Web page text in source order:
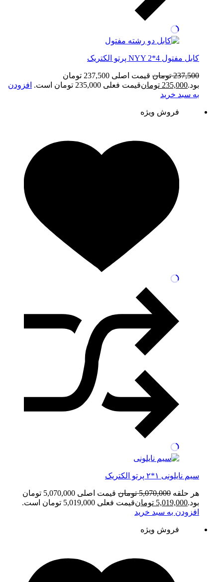
کابل مفتول NYY 2*4 پرتو الکتریک
237,500 تومان
قیمت اصلی 237,500 تومان
بود.235,000 تومانقیمت فعلی 235,000 تومان است.
افزودن
به سبد خرید
فروش ویژه
سیم نایلونی ۱*۲ پرتو الکتریک
هر حلقه 5,070,000 تومان
قیمت اصلی 5,070,000 تومان
بود.5,019,000 تومانقیمت فعلی 5,019,000 تومان است.
افزودن به سبد خرید
فروش ویژه